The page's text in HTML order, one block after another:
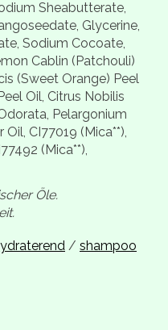
Sheabutterate,
Glycerine,
Sodium Cocoate,
Cablin (Patchouli)
(Sweet Orange) Peel
Oil, Citrus Nobilis
Pelargonium
CI77019 (Mica**),
(Mica**),
Öle.
/ shampoo